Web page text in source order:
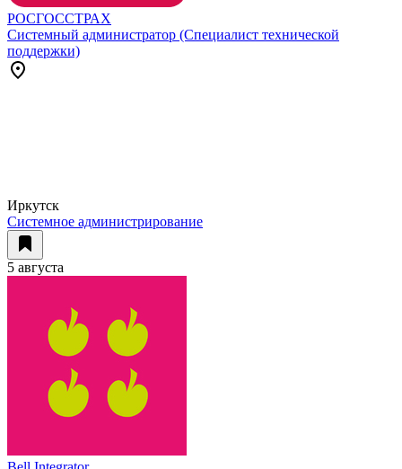
РОСГОССТРАХ
Системный администратор (Специалист технической
поддержки)
Иркутск
Системное администрирование
5 августа